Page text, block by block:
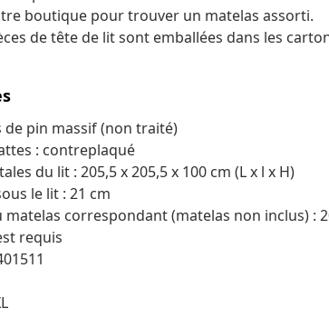
boutique pour trouver un matelas assorti.
de tête de lit sont emballées dans les
de pin massif (non traité)
: contreplaqué
du lit : 205,5 x 205,5 x 100 cm (L x l x H)
le lit : 21 cm
correspondant (matelas non inclus) :
requis